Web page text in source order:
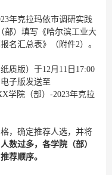
年克拉玛依市调研实践
部）填写《哈尔滨工业大
名汇总表》（附件2）。
质版）于12月11日17:00
子版发送至
学院（部）-2023年克拉
，确定推荐人选，并将
数过多，各学院（部）
荐顺序。